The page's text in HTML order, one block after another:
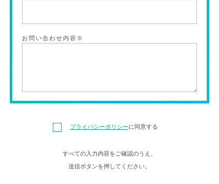
お問い合わせ内容※
プライバシーポリシーに同意する
すべての入力内容をご確認のうえ、
送信ボタンを押してください。